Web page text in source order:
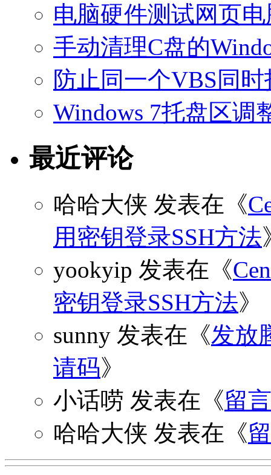
电脑硬件测试网页
手动清理C盘的
防止同一个VBS同
Windows 7托盘区调
最近评论
哈哈大侠 发表在《
用密钥登录SSH方法
yookyip 发表在《
密钥登录SSH方法》
sunny 发表在《发放
请码》
小话唠 发表在《留
哈哈大侠 发表在《